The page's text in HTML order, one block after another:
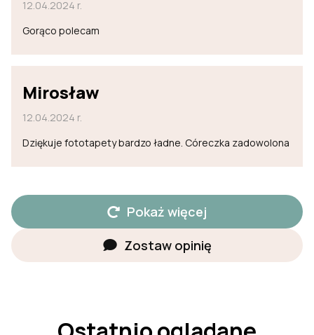
12.04.2024 r.
Gorąco polecam
Mirosław
12.04.2024 r.
Dziękuje fototapety bardzo ładne. Córeczka zadowolona
Pokaż więcej
Zostaw opinię